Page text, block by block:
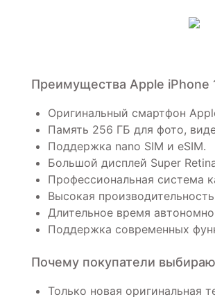
Преимущества Apple iPhone
Оригинальный смартфон
Память 256 ГБ для фото,
Поддержка nano SIM и eSIM.
Большой дисплей Super
Профессиональная система
Высокая
Длительное время
Поддержка современных
Почему покупатели
Только новая оригинальная